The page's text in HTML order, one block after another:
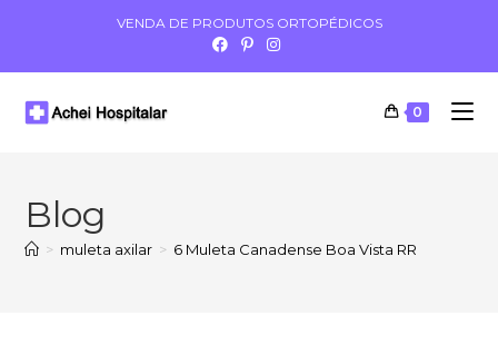
VENDA DE PRODUTOS ORTOPÉDICOS
0
Blog
> muleta axilar > 6 Muleta Canadense Boa Vista RR